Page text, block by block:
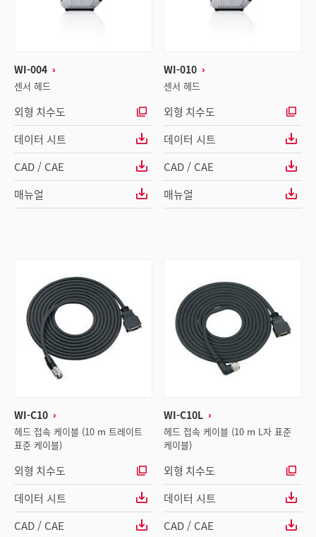
WI-004
센서 헤드
외형 치수도
데이터 시트
CAD / CAE
매뉴얼
WI-010
센서 헤드
외형 치수도
데이터 시트
CAD / CAE
매뉴얼
WI-C10
헤드 접속 케이블 (10 m 트레이트
표준 케이블)
외형 치수도
데이터 시트
CAD / CAE
WI-C10L
헤드 접속 케이블 (10 m L자 표준
케이블)
외형 치수도
데이터 시트
CAD / CAE